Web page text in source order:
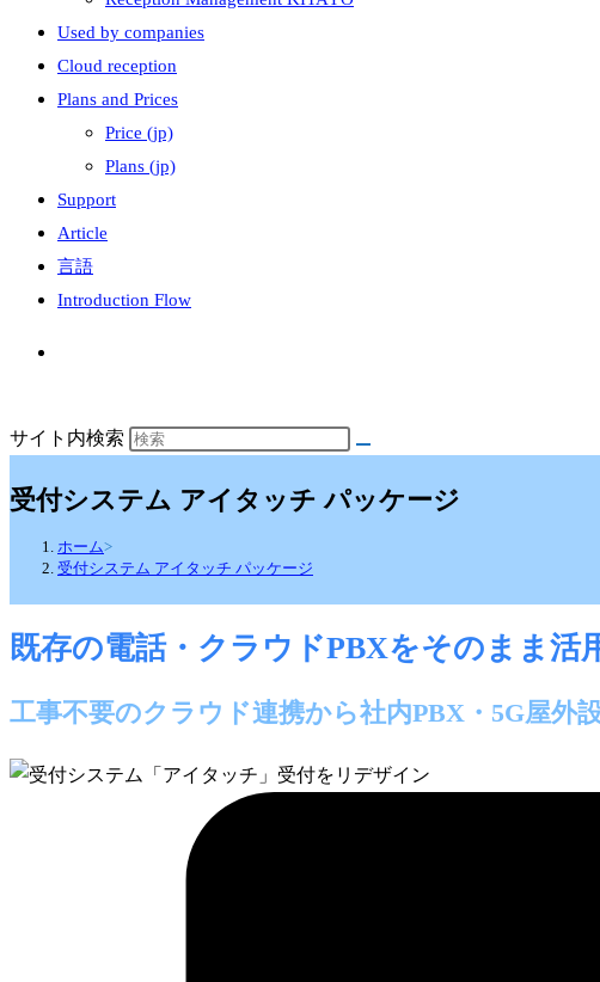
Used by companies
Cloud reception
Plans and Prices
Price (jp)
Plans (jp)
Support
Article
言語
Introduction Flow
サイト内検索
受付システム アイタッチ パッケージ
ホーム>
受付システム アイタッチ パッケージ
既存の電話・クラウドPBXをそのまま活
工事不要のクラウド連携から社内PBX・5G屋外